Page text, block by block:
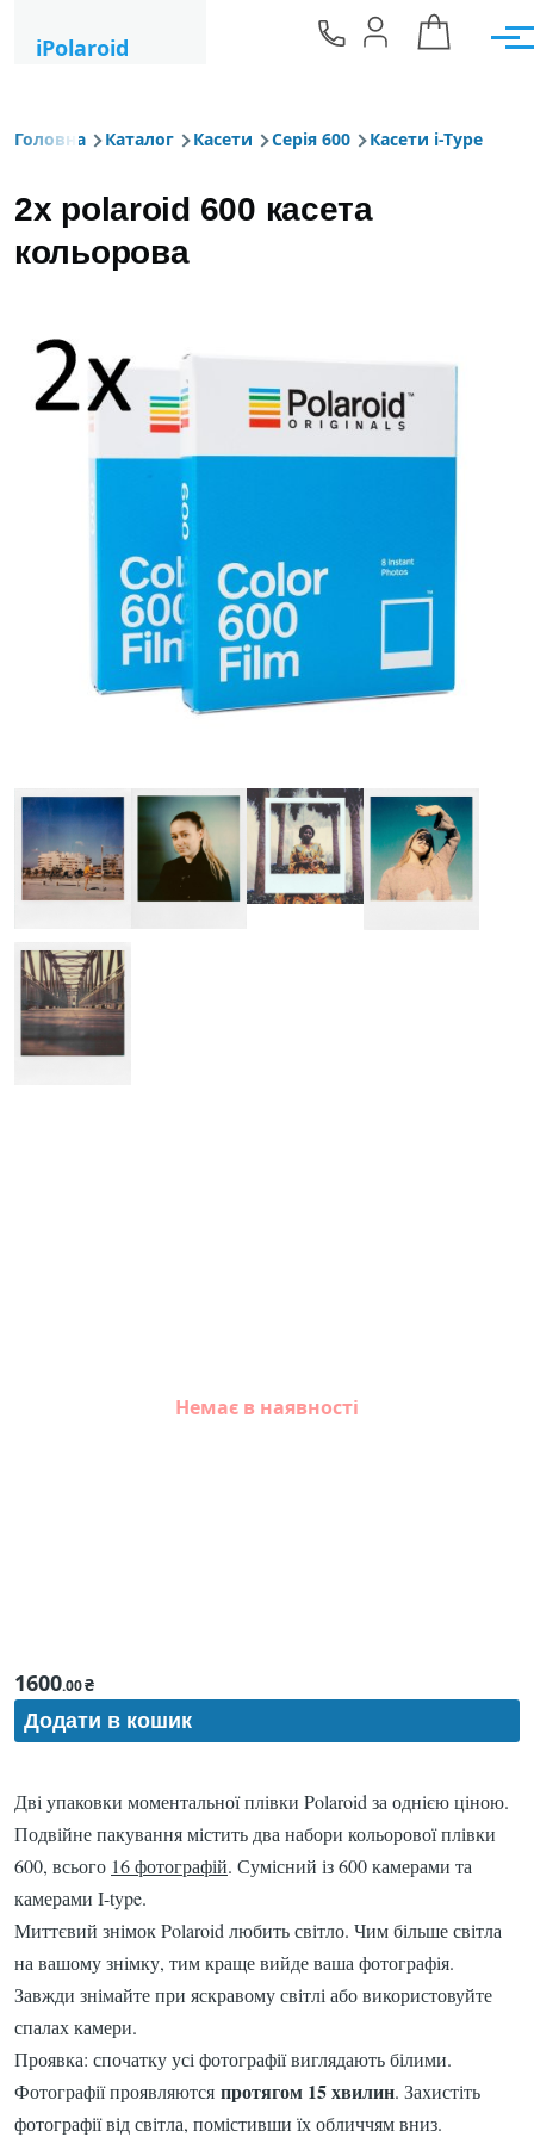
iPolaroid
Рядок навіґації
Головна Каталог Касети Серія 600 Касети i-Type
2x polaroid 600 касета
кольорова
Немає в наявності
1600.00₴
Дві упаковки моментальної плівки Polaroid за однією ціною.
Подвійне пакування містить два набори кольорової плівки
600, всього 16 фотографій. Сумісний із 600 камерами та
камерами I-type.
Миттєвий знімок Polaroid любить світло. Чим більше світла
на вашому знімку, тим краще вийде ваша фотографія.
Завжди знімайте при яскравому світлі або використовуйте
спалах камери.
Проявка: спочатку усі фотографії виглядають білими.
Фотографії проявляются протягом 15 хвилин. Захистіть
фотографії від світла, помістивши їх обличчям вниз.